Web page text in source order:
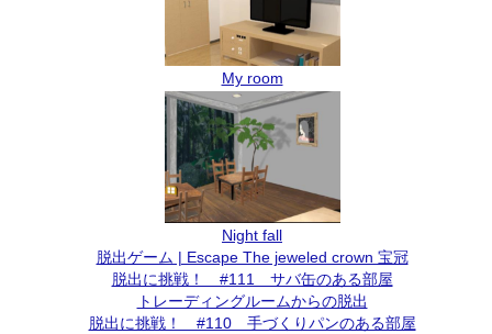
My room
Night fall
脱出ゲーム | Escape The jeweled crown 宝冠
脱出に挑戦！ #111 サバ缶のある部屋
トレーディングルームからの脱出
脱出に挑戦！ #110 手づくりパンのある部屋